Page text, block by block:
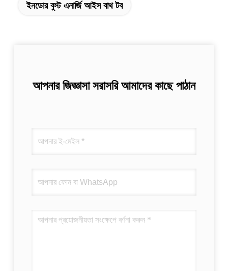
ইনডোর বুস্ট এনার্জি আইস বাথ টব
আপনার জিজ্ঞাসা সরাসরি আমাদের কাছে পাঠান